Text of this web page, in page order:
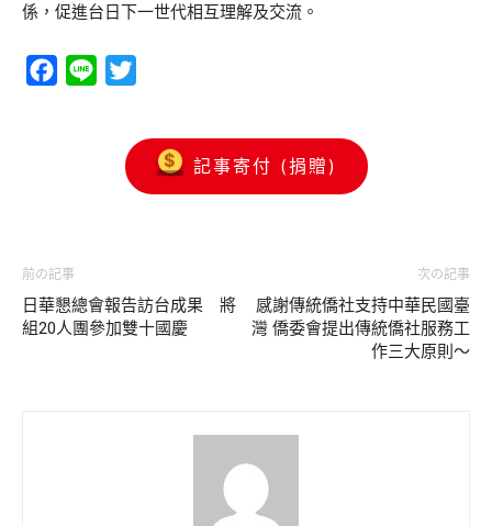
係，促進台日下一世代相互理解及交流。
Facebook
Line
記事寄付 (捐贈)
前の記事
日華懇總會報告訪台成果 將
組20人團參加雙十國慶
次の記事
感謝傳統僑社支持中華民國臺
灣 僑委會提出傳統僑社服務工
作三大原則～